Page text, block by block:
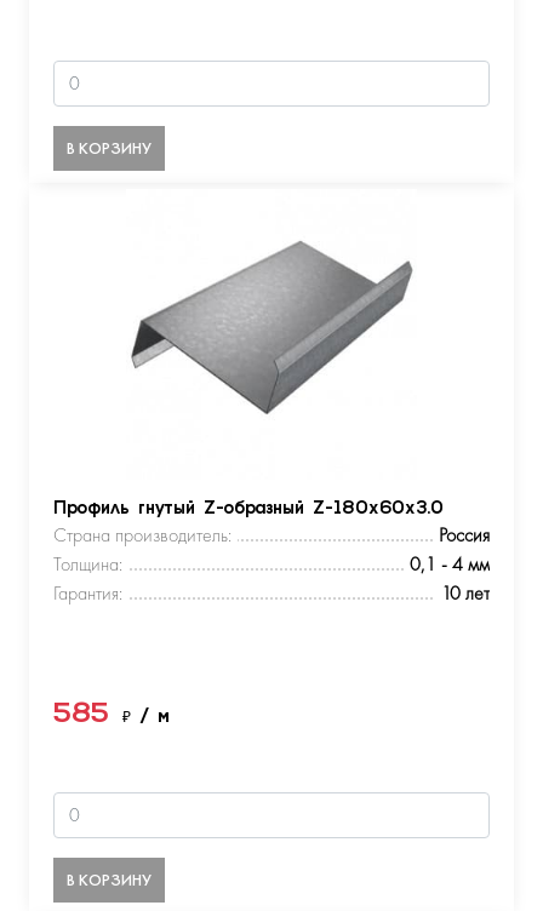
В КОРЗИНУ
Профиль гнутый Z-образный Z-180х60х3.0
Страна производитель:
Россия
Толщина:
0,1 - 4 мм
Гарантия:
10 лет
585 ₽ / м
В КОРЗИНУ